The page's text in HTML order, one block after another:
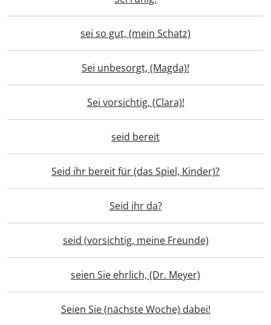
sei so gut, (mein Schatz)
Sei unbesorgt, (Magda)!
Sei vorsichtig, (Clara)!
seid bereit
Seid ihr bereit für (das Spiel, Kinder)?
Seid ihr da?
seid (vorsichtig, meine Freunde)
seien Sie ehrlich, (Dr. Meyer)
Seien Sie (nächste Woche) dabei!